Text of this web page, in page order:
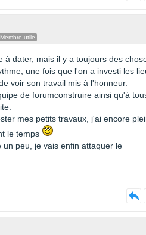
Membre utile
à dater, mais il y a toujours des
une fois que l'on a investi les
voir son travail mis à l'honneur.
de forumconstruire ainsi qu'à
mes petits travaux, j'ai encore
le temps
peu, je vais enfin attaquer le